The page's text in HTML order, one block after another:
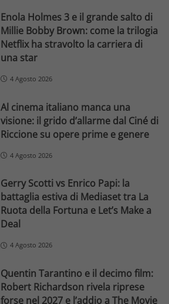
Enola Holmes 3 e il grande salto di
Millie Bobby Brown: come la trilogia
Netflix ha stravolto la carriera di
una star
4 Agosto 2026
Al cinema italiano manca una
visione: il grido d’allarme dal Ciné di
Riccione su opere prime e genere
4 Agosto 2026
Gerry Scotti vs Enrico Papi: la
battaglia estiva di Mediaset tra La
Ruota della Fortuna e Let’s Make a
Deal
4 Agosto 2026
Quentin Tarantino e il decimo film:
Robert Richardson rivela riprese
forse nel 2027 e l’addio a The Movie